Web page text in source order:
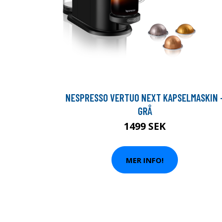
NESPRESSO VERTUO NEXT KAPSELMASKIN
GRÅ
1499 SEK
MER INFO!